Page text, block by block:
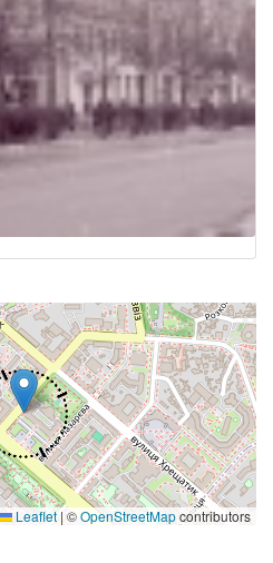
Leaflet | ©OpenStreetMapcontributors